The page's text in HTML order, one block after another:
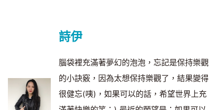
詩伊
腦袋裡充滿著夢幻的泡泡，忘記是保持樂觀
的小訣竅，因為太想保持樂觀了，結果變得
很健忘(咦)，如果可以的話，希望世界上充